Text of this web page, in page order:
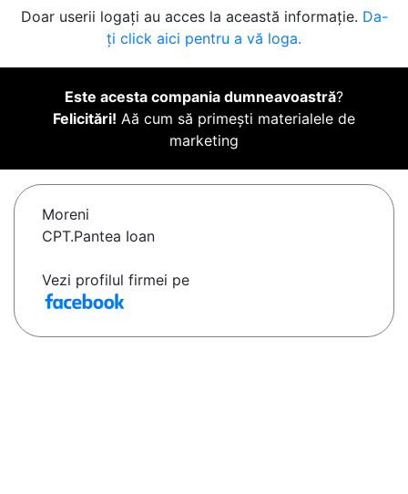
Doar userii logați au acces la această informație. Da-
ți click aici pentru a vă loga.
Este acesta compania dumneavoastră?
Felicitări! Aă cum să primești materialele de
marketing
Moreni
CPT.Pantea Ioan
Vezi profilul firmei pe